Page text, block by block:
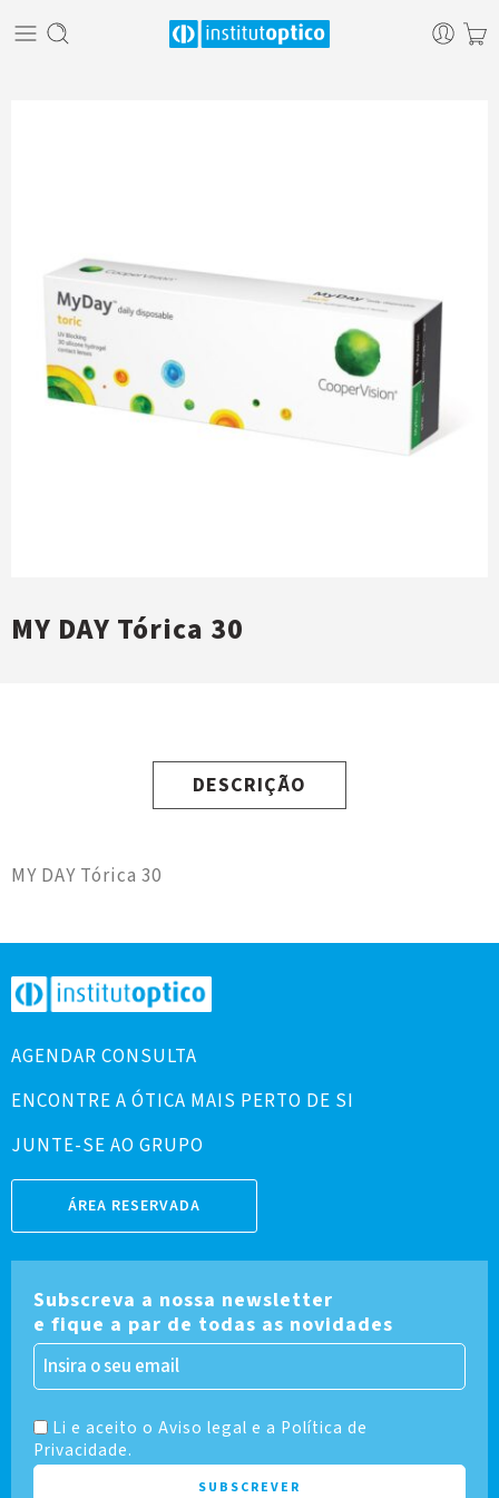
MY DAY Tórica 30
DESCRIÇÃO
MY DAY Tórica 30
AGENDAR CONSULTA
ENCONTRE A ÓTICA MAIS PERTO DE SI
JUNTE-SE AO GRUPO
ÁREA RESERVADA
Subscreva a nossa newsletter
e fique a par de todas as novidades
Li e aceito o Aviso legal e a Política de
Privacidade.